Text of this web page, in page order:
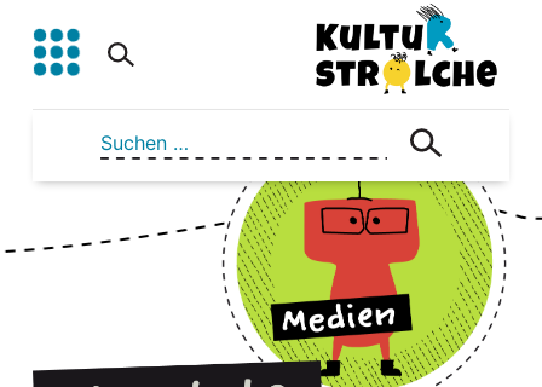
Inhalt
springen
Suchen
nach: